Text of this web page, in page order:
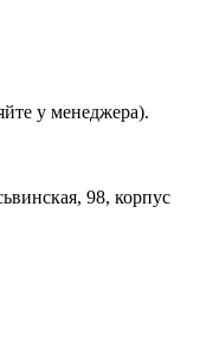
у менеджера).
98, корпус